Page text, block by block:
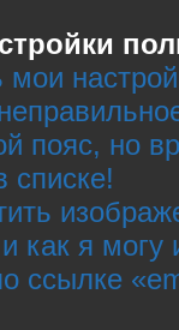
пояс, но
списке!
как я могу
ссылке